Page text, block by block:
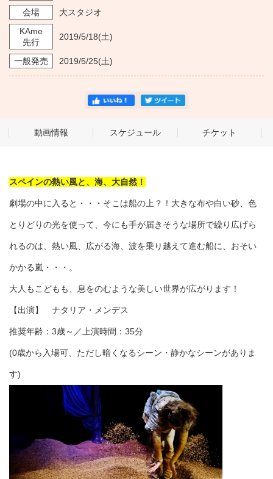
会場
大スタジオ
KAme
先行
2019/5/18(土)
一般発売 2019/5/25(土)
動画情報 スケジュール チケット
スペインの熱い風と、海、大自然！
劇場の中に入ると・・・そこは船の上？！大きな布や白い砂、色
とりどりの光を使って、今にも手が届きそうな場所で繰り広げら
れるのは、熱い風、広がる海、波を乗り越えて進む船に、おそい
かかる嵐・・・。
大人もこどもも、息をのむような美しい世界が広がります！
【出演】 ナタリア・メンデス
推奨年齢：3歳～／上演時間：35分
(0歳から入場可、ただし暗くなるシーン・静かなシーンがありま
す)